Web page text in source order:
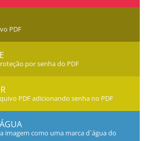
PDF
por senha do PDF
PDF adicionando senha no PDF
imagem como uma marca d`água do